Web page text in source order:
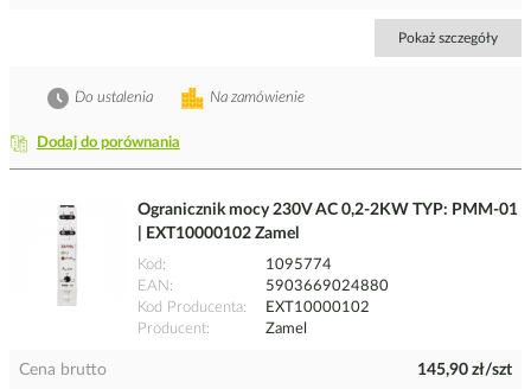
Pokaż szczegóły
Dodaj do porównania
Na zamówienie
Do ustalenia
Ogranicznik mocy 230V AC 0,2-2KW TYP: PMM-01
| EXT10000102 Zamel
Kod
1095774
EAN
5903669024880
Kod Producenta
EXT10000102
Producent
Zamel
Cena brutto 145,90 zł/szt